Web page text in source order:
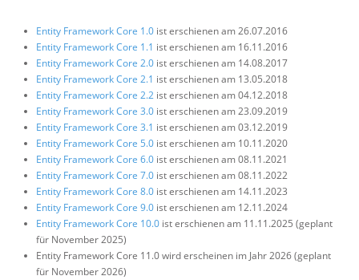
Suche
Entity Framework Core 1.0 ist erschienen am 26.07.2016
Entity Framework Core 1.1 ist erschienen am 16.11.2016
Entity Framework Core 2.0 ist erschienen am 14.08.2017
Entity Framework Core 2.1 ist erschienen am 13.05.2018
Entity Framework Core 2.2 ist erschienen am 04.12.2018
Entity Framework Core 3.0 ist erschienen am 23.09.2019
Entity Framework Core 3.1 ist erschienen am 03.12.2019
Entity Framework Core 5.0 ist erschienen am 10.11.2020
Entity Framework Core 6.0 ist erschienen am 08.11.2021
Entity Framework Core 7.0 ist erschienen am 08.11.2022
Entity Framework Core 8.0 ist erschienen am 14.11.2023
Entity Framework Core 9.0 ist erschienen am 12.11.2024
Entity Framework Core 10.0 ist erschienen am 11.11.2025 (geplant
für November 2025)
Entity Framework Core 11.0 wird erscheinen im Jahr 2026 (geplant
für November 2026)